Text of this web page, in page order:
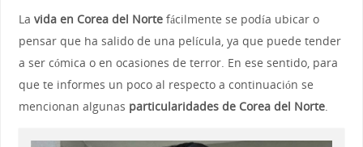
La vida en Corea del Nortefácilmente se podía ubicar o
pensar que ha salido de una película, ya que puede tender
a ser cómica o en ocasiones de terror. En ese sentido, para
que te informes un poco al respecto a continuación se
mencionan algunas particularidades de Corea del Norte.